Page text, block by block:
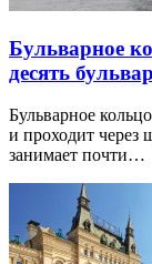
Бульварное
десять
Бульварное
и проходит
занимает почти…